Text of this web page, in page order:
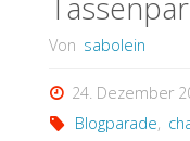
Von sabolein
24. Dezember
Blogparade,